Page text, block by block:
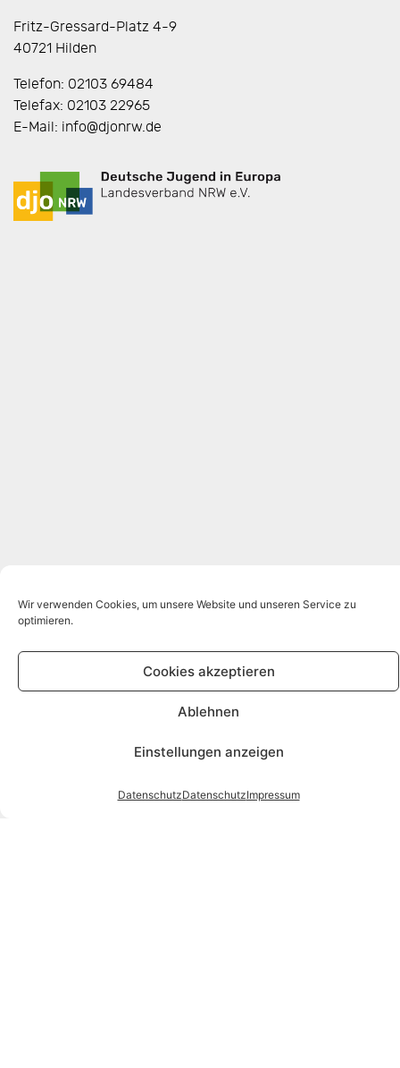
Wir verwenden Cookies, um unsere Website und unseren Service zu
optimieren.
Cookies akzeptieren
Ablehnen
Einstellungen anzeigen
DatenschutzDatenschutzImpressum
Fritz-Gressard-Platz 4-9
40721 Hilden
Telefon: 02103 69484
Telefax: 02103 22965
E-Mail: info@djonrw.de